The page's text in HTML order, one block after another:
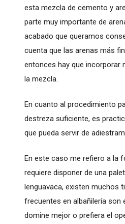
esta mezcla de cemento y
parte muy importante de
acabado que queramos
cuenta que las arenas más
entonces hay que incorporar
la mezcla.
En cuanto al procedimiento
destreza suficiente, es
que pueda servir de
En este caso me refiero a la
requiere disponer de una
lenguavaca, existen muchos
frecuentes en albañilería son
domine mejor o prefiera el